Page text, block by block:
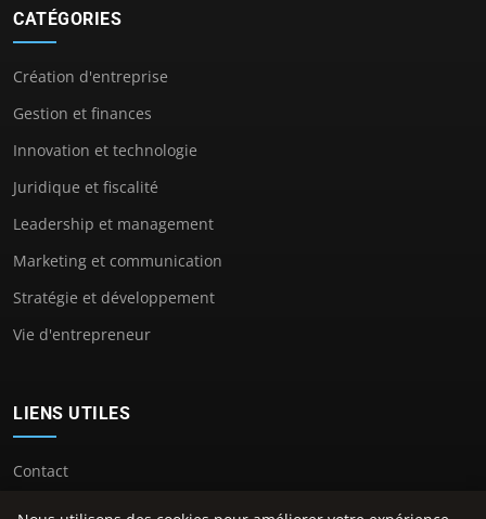
CATÉGORIES
Création d'entreprise
Gestion et finances
Innovation et technologie
Juridique et fiscalité
Leadership et management
Marketing et communication
Stratégie et développement
Vie d'entrepreneur
LIENS UTILES
Contact